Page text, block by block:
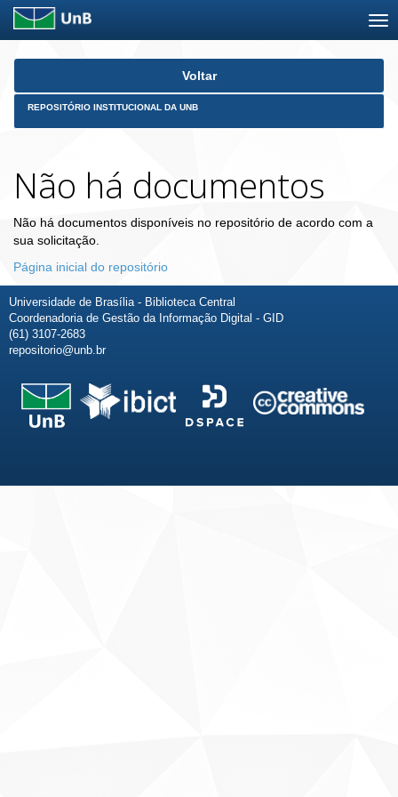
Skip
Voltar
REPOSITÓRIO INSTITUCIONAL DA UNB
Não há documentos
Não há documentos disponíveis no repositório de acordo com a
sua solicitação.
Página inicial do repositório
Universidade de Brasília - Biblioteca Central
Coordenadoria de Gestão da Informação Digital - GID
(61) 3107-2683
repositorio@unb.br